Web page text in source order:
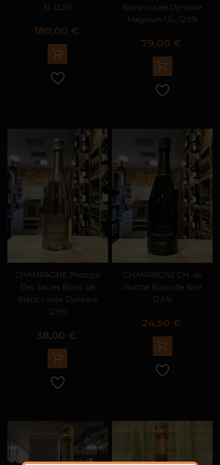
3L 12,5%
Prix
180,00 €
Blanc cuvée Dynastie
Magnum 1,5L 12,5%
Prix
79,00 €
CHAMPAGNE Prestige
Des Sacres Blanc de
Blanc cuvée Dynastie
12,5%
Prix
38,00 €
CHAMPAGNE CH. de
l'Auche Blanc de Noir
12,5%
Prix
24,50 €